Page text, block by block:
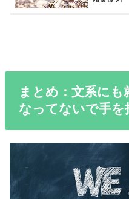
まとめ：文系にも
なってないで手を